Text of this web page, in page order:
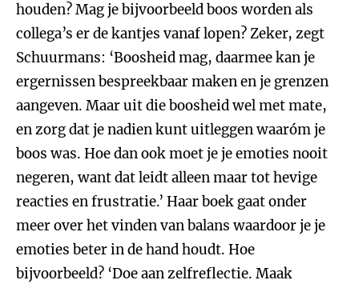
houden? Mag je bijvoorbeeld boos worden als
collega’s er de kantjes vanaf lopen? Zeker, zegt
Schuurmans: ‘Boosheid mag, daarmee kan je
ergernissen bespreekbaar maken en je grenzen
aangeven. Maar uit die boosheid wel met mate,
en zorg dat je nadien kunt uitleggen waaróm je
boos was. Hoe dan ook moet je je emoties nooit
negeren, want dat leidt alleen maar tot hevige
reacties en frustratie.’ Haar boek gaat onder
meer over het vinden van balans waardoor je je
emoties beter in de hand houdt. Hoe
bijvoorbeeld? ‘Doe aan zelfreflectie. Maak